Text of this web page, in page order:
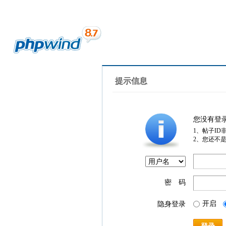
提示信息
您没有登
1、帖子ID
2、您还不
密 码
隐身登录 开启